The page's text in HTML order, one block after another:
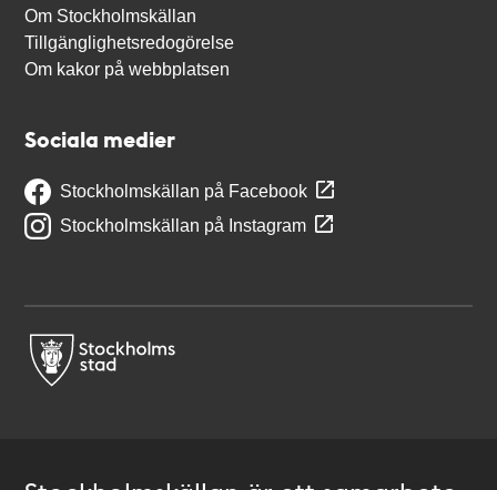
Om Stockholmskällan
Tillgänglighetsredogörelse
Om kakor på webbplatsen
Sociala medier
Stockholmskällan på Facebook
Stockholmskällan på Instagram